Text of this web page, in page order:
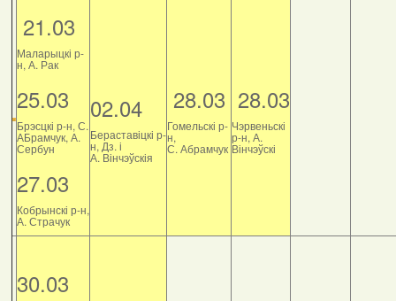
21.03
Маларыцкі р-
н, А. Рак
25.03
Брэсцкі р-н, С.
АБрамчук, А.
Сербун
27.03
Кобрынскі р-н,
А. Страчук
02.04
Бераставіцкі р-
н, Дз. і
А. Вінчэўскія
28.03
Гомельскі р-
н,
С. Абрамчук
28.03
Чэрвеньскі
р-н, А.
Вінчэўскі
30.03